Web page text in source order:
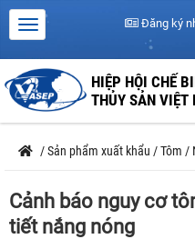
Đăng ký
HIỆP HỘI CHẾ
THỦY SẢN VIỆT
/Sản phẩm xuất khẩu /Tôm /
Cảnh báo nguy cơ
tiết nắng nóng